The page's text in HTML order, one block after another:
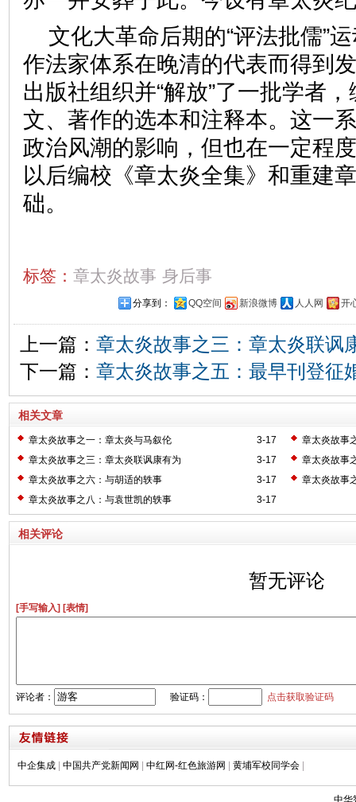
文化大革命后期的“评法批儒”
作法家体系在晚清的代表而得到
出版社组织并“解放”了一批学者
文、著作的选本和注释本。这一
政治风潮的影响，但也在一定程
以后编校《章太炎全集》和重建
础。
标签： 章太炎故事 身后事
分享到： QQ空间 新浪微博 人人网 开
上一篇： 章太炎故事之三：章太炎联讽
下一篇： 章太炎故事之五：最早刊登征
相关文章
3-17
章太炎故事之一：章太炎与马叙伦
章太炎故事
3-17
章太炎故事之三：章太炎联讽康有为
章太炎故事
3-17
章太炎故事之六：与胡适的轶事
章太炎故事
3-17
章太炎故事之八：与袁世凯的轶事
相关评论
暂无评论
[手写输入] [表情]
评论者： 验证码： 点击获取验证码
中企集成 中国共产党新闻网 中红网-红色旅游网 黄埔军校同学会
中华